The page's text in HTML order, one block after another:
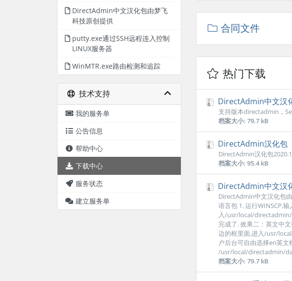
DirectAdmin中文汉化包由梦飞
科技原创提供
putty.exe通过SSH远程连入控制
LINUX服务器
WinMTR.exe路由检测和追踪
技术支持
我的服务单
公告信息
帮助中心
下载中心
服务状态
建立服务单
合同文件
热门下载
DirectAdmin中文汉
支持版本directadmin，
档案大小: 79.7 kB
DirectAdmin汉化包
DirectAdmin汉化包
档案大小: 95.4 kB
DirectAdmin中文汉
DirectAdmin中文汉化包
语言包 1. 运行WINSCP,
入/usr/local/directadmin/
完成了. 效果二：英文中
边的框里面,进入/usr/
户后台可自由选择en英
/usr/local/directadmin/
档案大小: 79.7 kB